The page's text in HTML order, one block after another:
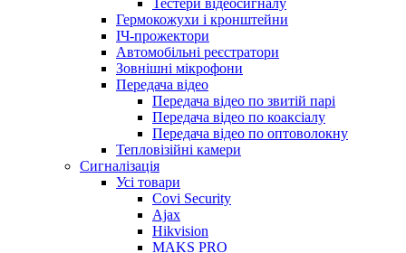
Тестери відеосигналу
Гермокожухи і кронштейни
ІЧ-прожектори
Автомобільні реєстратори
Зовнішні мікрофони
Передача відео
Передача відео по звитій парі
Передача відео по коаксіалу
Передача відео по оптоволокну
Тепловізійні камери
Cигналізація
Усі товари
Covi Security
Ajax
Hikvision
MAKS PRO